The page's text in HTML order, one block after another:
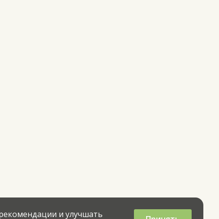
и улучшать